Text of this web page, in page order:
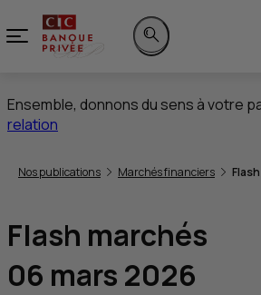
Menu
Rechercher sur le site
Ensemble, donnons du sens à votre
relation
Nos publications Marchés financiers
Flash marchés
06 mars 2026